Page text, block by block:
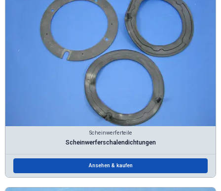
Scheinwerferteile
Scheinwerferschalendichtungen
Ansehen & kaufen